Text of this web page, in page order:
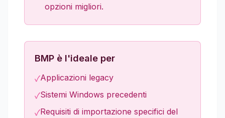
opzioni migliori.
BMP è l'ideale per
✓Applicazioni legacy
✓Sistemi Windows precedenti
✓Requisiti di importazione specifici del